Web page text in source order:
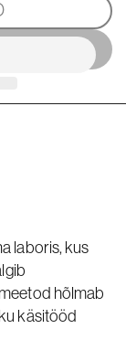
laboris, kus
hõlmab
käsitööd